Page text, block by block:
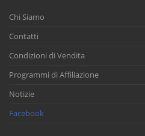
Chi Siamo
Contatti
Condizioni di Vendita
Programmi di Affiliazione
Notizie
Facebook